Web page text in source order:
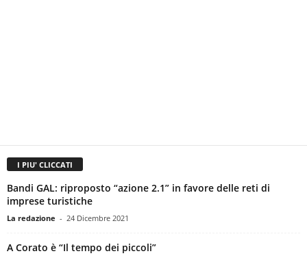
I PIU' CLICCATI
Bandi GAL: riproposto “azione 2.1” in favore delle reti di
imprese turistiche
La redazione - 24 Dicembre 2021
A Corato è “Il tempo dei piccoli”